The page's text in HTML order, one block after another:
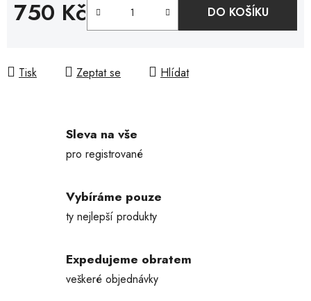
750 Kč DO KOŠÍKU
Tisk Zeptat se Hlídat
Sleva na vše
pro registrované
Vybíráme pouze
ty nejlepší produkty
Expedujeme obratem
veškeré objednávky